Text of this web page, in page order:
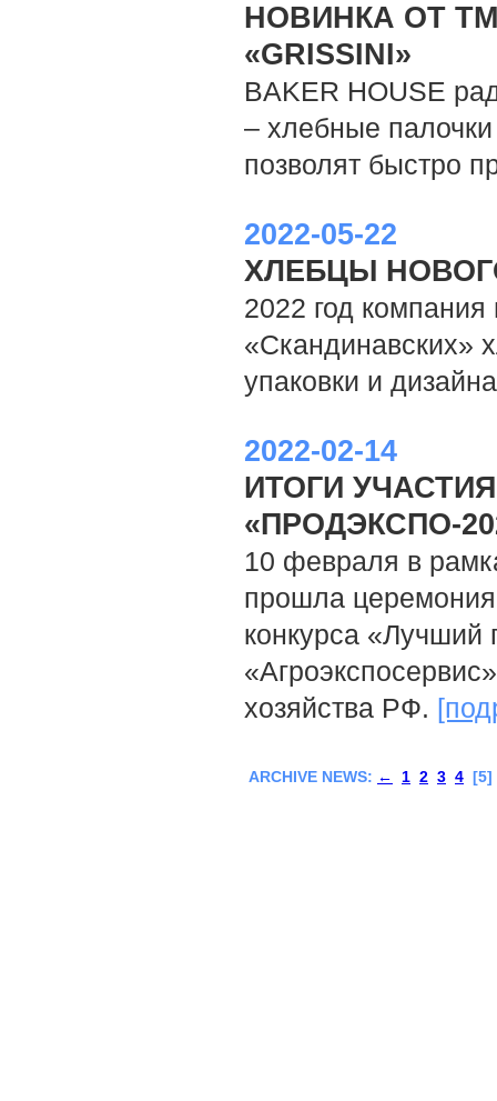
НОВИНКА ОТ
«GRISSINI»
BAKER HOUSE
– хлебные
позволят быстро
2022-05-22
ХЛЕБЦЫ
2022 год компания
«Скандинавских»
упаковки и
2022-02-14
ИТОГИ
«ПРОДЭКСПО-
10 февраля в
прошла
конкурса «Лучший
хозяйства РФ.
ARCHIVE NEWS: ← 1 2 3 4